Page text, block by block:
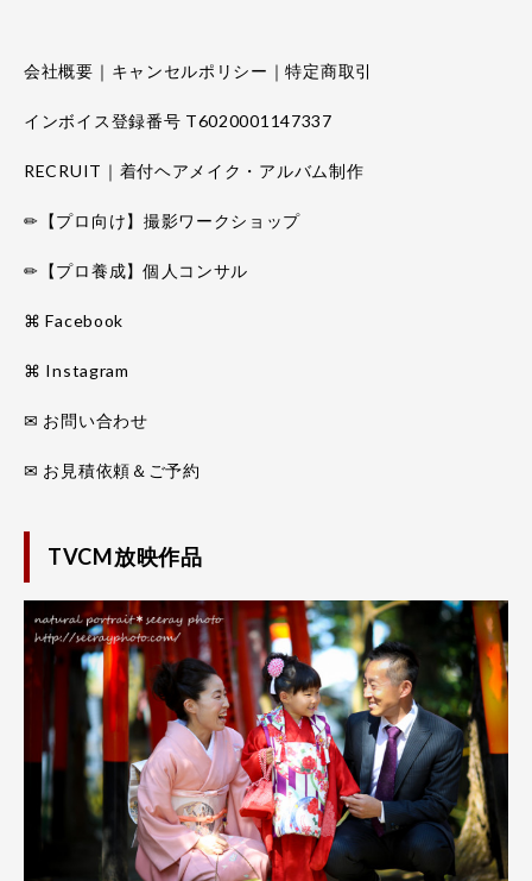
会社概要｜キャンセルポリシー｜特定商取引
インボイス登録番号 T6020001147337
RECRUIT｜着付ヘアメイク・アルバム制作
✏【プロ向け】撮影ワークショップ
✏【プロ養成】個人コンサル
⌘ Facebook
⌘ Instagram
✉ お問い合わせ
✉ お見積依頼＆ご予約
TVCM放映作品